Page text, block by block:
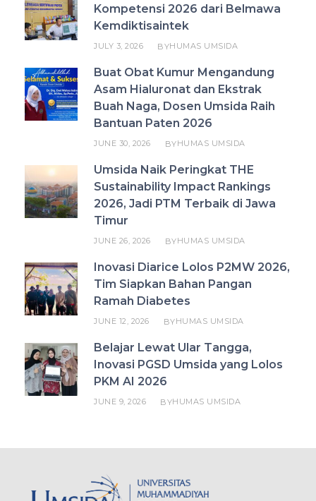
Kompetensi 2026 dari Belmawa
Kemdiktisaintek
JULY 3, 2026 BYHUMAS UMSIDA
Buat Obat Kumur Mengandung
Asam Hialuronat dan Ekstrak
Buah Naga, Dosen Umsida Raih
Bantuan Paten 2026
JUNE 30, 2026 BYHUMAS UMSIDA
Umsida Naik Peringkat THE
Sustainability Impact Rankings
2026, Jadi PTM Terbaik di Jawa
Timur
JUNE 26, 2026 BYHUMAS UMSIDA
Inovasi Diarice Lolos P2MW 2026,
Tim Siapkan Bahan Pangan
Ramah Diabetes
JUNE 12, 2026 BYHUMAS UMSIDA
Belajar Lewat Ular Tangga,
Inovasi PGSD Umsida yang Lolos
PKM AI 2026
JUNE 9, 2026 BYHUMAS UMSIDA